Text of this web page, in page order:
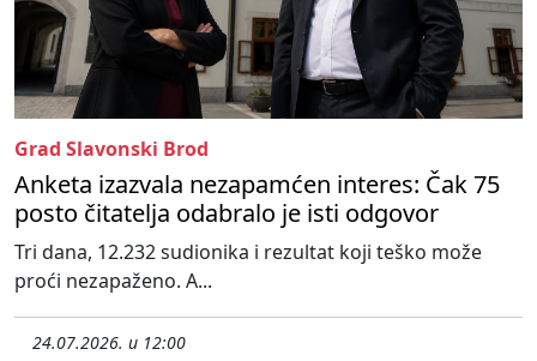
Grad Slavonski Brod
Anketa izazvala nezapamćen interes: Čak 75
posto čitatelja odabralo je isti odgovor
Tri dana, 12.232 sudionika i rezultat koji teško može
proći nezapaženo. A...
24.07.2026. u 12:00